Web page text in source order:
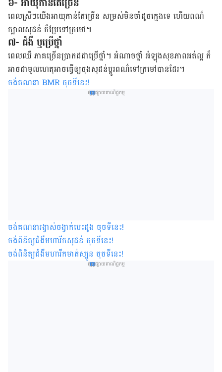
ពេល​ស្រីៗ​យើងអាយុ​កាន់​តែ​ច្រើន សម្រស់​មិន​ចាំ​ដូច​ក្មេង​ទេ ហើយ​ពណ៌​
ក្បាល​សុដន់ ក៏​ប្រែ​ទៅ​ក្រមៅ។
៧- ជំងឺ ឬប្រើថ្នាំ
ពេល​ឈឺ​ ភាគ​ច្រើន​ប្រាកដ​ជា​ប្រើ​ថ្នាំ។ អំណាច​​ថ្នាំ អំឡុង​សុខភាព​អត់​ល្អ ក៏​
អាច​ជា​មូលហេតុអាច​ធ្វើ​ឲ្យ​ចុង​សុដន់​ប្ដូរពណ៌ទៅ​ក្រមៅបាន​ដែរ។
ចង់គណនា BMR ចុចទីនេះ!
ផ្សព្វផ្សាយពាណិជ្ជកម្ម
ចង់គណនារង្វាស់ចង្វាក់បេះដូង ចុចទីនេះ!
ចង់ពិនិត្យជំងឺមហារីកសុដន់ ចុចទីនេះ!
ចង់ពិនិត្យជំងឺមហារីកមាត់ស្បូន ចុចទីនេះ!
ផ្សព្វផ្សាយពាណិជ្ជកម្ម